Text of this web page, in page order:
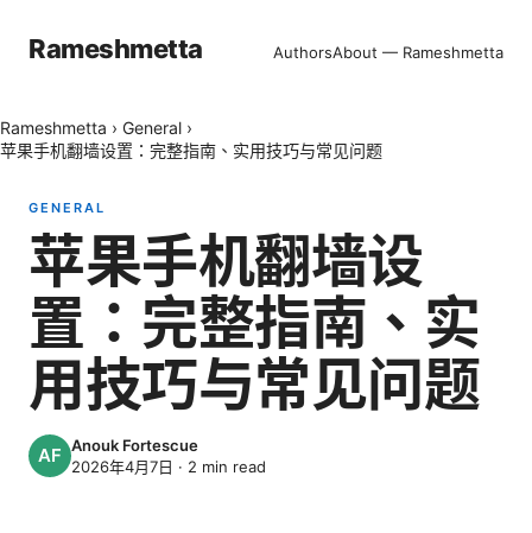
Rameshmetta AuthorsAbout — Rameshmetta
Rameshmetta › General ›
苹果手机翻墙设置：完整指南、实用技巧与常见问题
GENERAL
苹果手机翻墙设
置：完整指南、实
用技巧与常见问题
Anouk Fortescue
2026年4月7日 · 2 min read